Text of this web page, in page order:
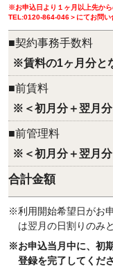
※お申込日より１ヶ月以上先から
TEL:0120-864-046＞にてお問い
■契約事務手数料
※賃料の1ヶ月分と
■前賃料
※＜初月分＋翌月分
■前管理料
※＜初月分＋翌月分
合計金額
※利用開始希望日がお
は翌月の日割りのみ
※お申込当月中に、初
登録を完了してくだ